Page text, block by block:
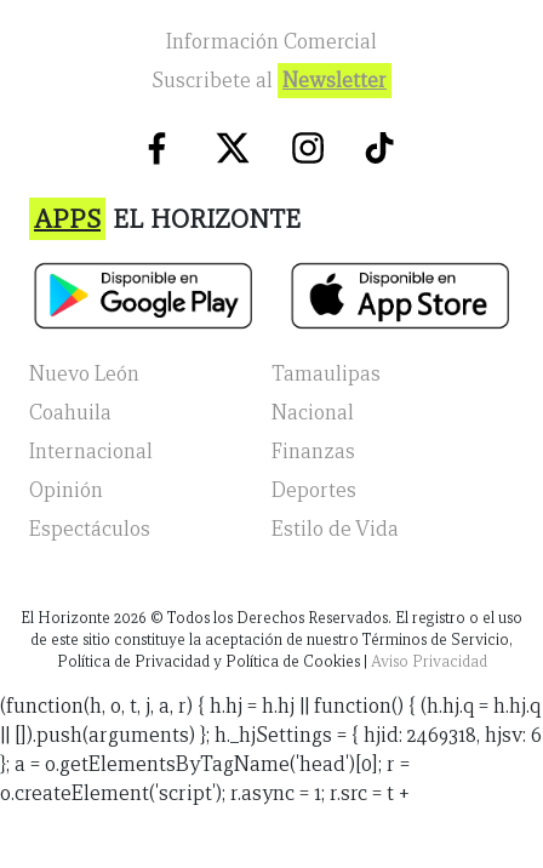
Información Comercial
Suscribete al Newsletter
APPS EL HORIZONTE
Nuevo León
Tamaulipas
Coahuila
Nacional
Internacional
Finanzas
Opinión
Deportes
Espectáculos
Estilo de Vida
El Horizonte 2026 © Todos los Derechos Reservados. El registro o el uso
de este sitio constituye la aceptación de nuestro Términos de Servicio,
Política de Privacidad y Política de Cookies | Aviso Privacidad
(function(h, o, t, j, a, r) { h.hj = h.hj || function() { (h.hj.q = h.hj.q
|| []).push(arguments) }; h._hjSettings = { hjid: 2469318, hjsv: 6
}; a = o.getElementsByTagName('head')[0]; r =
o.createElement('script'); r.async = 1; r.src = t +